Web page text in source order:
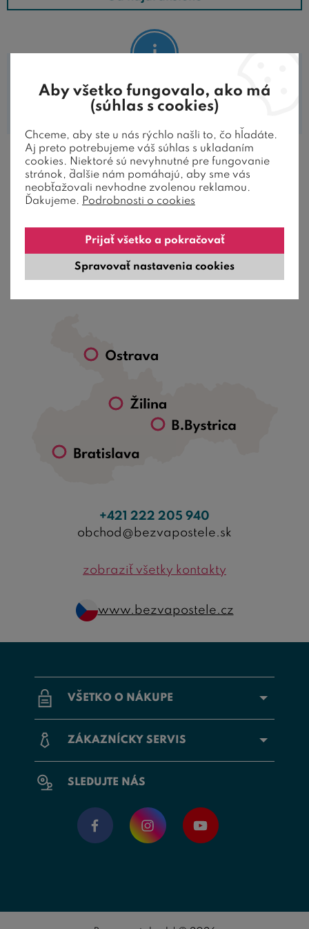
možné len s jednou alebo dvoma základnými posteľami,
varianty poschodových postelí, zvýšených jednolôžok s
možnosťou pracovne pod posteľou.
Fotogaléria - detský nábytok KALIMERO
V tejto kategórii nie sú zaradené žiadne
produkty.
AKO ZÁKAZNÍCI HODNOTIA
VŠETKO O NÁKUPE
ZÁKAZNÍCKY SERVIS
SLEDUJTE NÁS
+421 222 205 940
obchod@bezvapostele.sk
zobraziť všetky kontakty
www.bezvapostele.cz
Aby všetko fungovalo, ako má
(súhlas s cookies)
Chceme, aby ste u nás rýchlo našli to, čo hľadáte.
Aj preto potrebujeme váš súhlas s ukladaním
cookies. Niektoré sú nevyhnutné pre fungovanie
stránok, ďalšie nám pomáhajú, aby sme vás
neobťažovali nevhodne zvolenou reklamou.
Ďakujeme. Podrobnosti o cookies
Spravovať nastavenia cookies
Prijať všetko a pokračovať